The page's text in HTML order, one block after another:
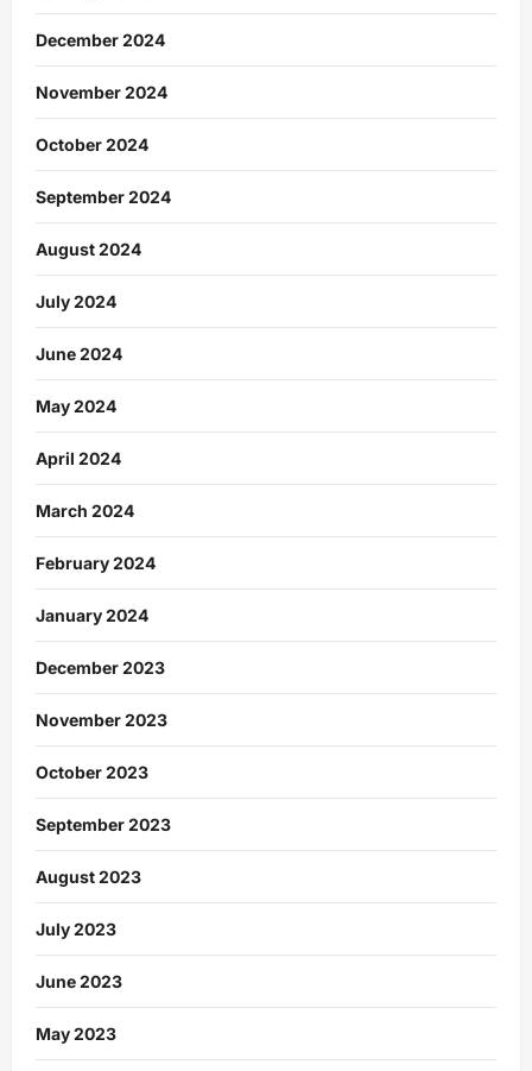
December 2024
November 2024
October 2024
September 2024
August 2024
July 2024
June 2024
May 2024
April 2024
March 2024
February 2024
January 2024
December 2023
November 2023
October 2023
September 2023
August 2023
July 2023
June 2023
May 2023